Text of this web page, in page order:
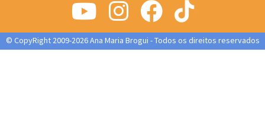
© CopyRight 2009-2026 Ana Maria Brogui - Todos os direitos reservados